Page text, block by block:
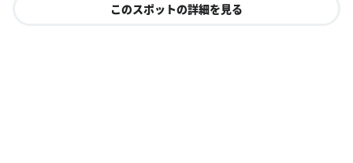
このスポットの詳細を見る